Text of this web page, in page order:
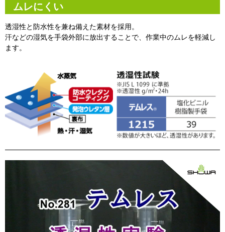
ムレにくい
透湿性と防水性を兼ね備えた素材を採用。
汗などの湿気を手袋外部に放出することで、作業中のムレを軽減し
ます。